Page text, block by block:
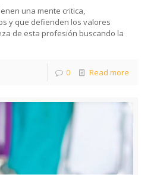
una mente critica,
y que defienden los valores
de esta profesión buscando la
0 Read more